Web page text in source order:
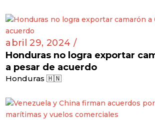
abril 29, 2024 /
Honduras no logra exportar
a pesar de acuerdo
Honduras 🇭🇳